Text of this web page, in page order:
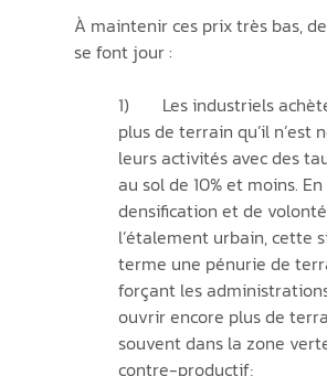
À maintenir ces prix très bas,
se font jour :
1)	Les industriels achètent beaucoup
plus de terrain qu’il n’est
leurs activités avec des
au sol de 10% et moins.
densification et de
l’étalement urbain, cette
terme une pénurie de
forçant les
ouvrir encore plus de
souvent dans la zone
contre-productif;